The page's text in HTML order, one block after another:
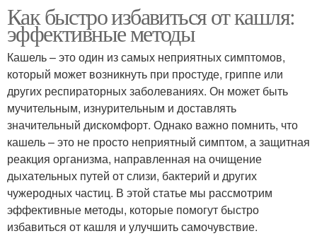
Как быстро избавиться от кашля:
эффективные методы
Кашель – это один из самых неприятных симптомов,
который может возникнуть при простуде, гриппе или
других респираторных заболеваниях. Он может быть
мучительным, изнурительным и доставлять
значительный дискомфорт. Однако важно помнить, что
кашель – это не просто неприятный симптом, а защитная
реакция организма, направленная на очищение
дыхательных путей от слизи, бактерий и других
чужеродных частиц. В этой статье мы рассмотрим
эффективные методы, которые помогут быстро
избавиться от кашля и улучшить самочувствие.